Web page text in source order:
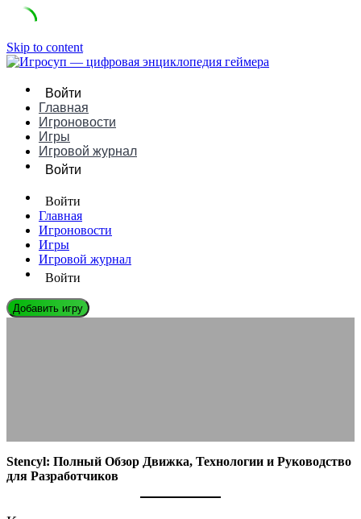
Skip to content
Войти
Главная
Игроновости
Игры
Игровой журнал
Войти
Войти
Главная
Игроновости
Игры
Игровой журнал
Войти
Добавить игру
Stencyl: Полный Обзор Движка, Технологии и Руководство
для Разработчиков